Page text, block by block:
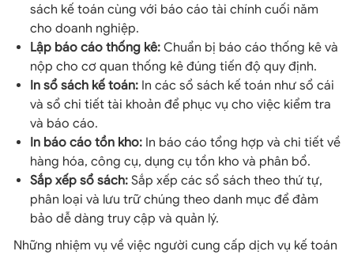
sách kế toán cùng với báo cáo tài chính cuối năm
cho doanh nghiệp.
Lập báo cáo thống kê: Chuẩn bị báo cáo thống kê và
nộp cho cơ quan thống kê đúng tiến độ quy định.
In sổ sách kế toán: In các sổ sách kế toán như sổ cái
và sổ chi tiết tài khoản để phục vụ cho việc kiểm tra
và báo cáo.
In báo cáo tồn kho: In báo cáo tổng hợp và chi tiết về
hàng hóa, công cụ, dụng cụ tồn kho và phân bổ.
Sắp xếp sổ sách: Sắp xếp các sổ sách theo thứ tự,
phân loại và lưu trữ chúng theo danh mục để đảm
bảo dễ dàng truy cập và quản lý.
Những nhiệm vụ về việc người cung cấp dịch vụ kế toán